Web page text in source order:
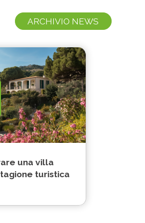
ARCHIVIO NEWS
una villa
turistica